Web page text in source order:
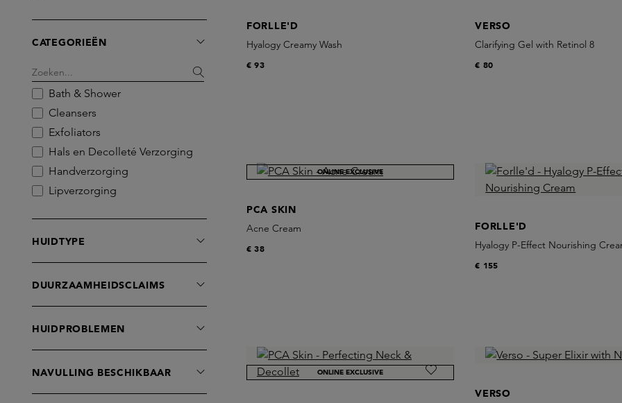
Grown Alchemist
HONEY
Hyeja
IOAN
Irene Forte
Kat Burki
MALIN+GOETZ
MANTLE
Noble Panacea
Omorovicza
PCA Skin
The Grey Skincare
CATEGORIEËN
Bath & Shower
Cleansers
Exfoliators
Hals en Decolleté Verzorging
Handverzorging
Lipverzorging
Moisturisers
Serums
Sets
Supplements
HUIDTYPE
DUURZAAMHEIDSCLAIMS
HUIDPROBLEMEN
NAVULLING BESCHIKBAAR
FORLLE'D
Hyalogy Creamy Wash
€ 93
VERSO
Clarifying Gel with Retinol 8
€ 80
ONLINE EXCLUSIVE
PCA SKIN
Acne Cream
€ 38
FORLLE'D
Hyalogy P-Effect Nourishing
€ 155
ONLINE EXCLUSIVE
VERSO